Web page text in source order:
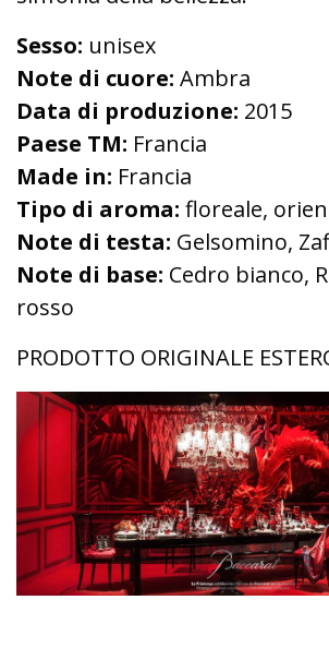
Sesso: unisex
Note di cuore: Ambra
Data di produzione: 2015
Paese TM: Francia
Made in: Francia
Tipo di aroma: floreale,
Note di testa: Gelsomino,
Note di base: Cedro bianco,
rosso
PRODOTTO ORIGINALE